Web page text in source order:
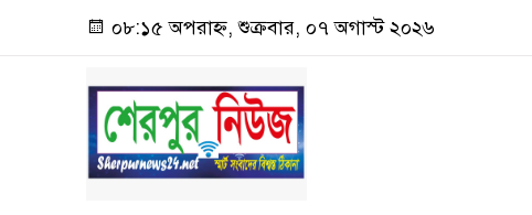
০৮:১৫ অপরাহ্ন, শুক্রবার, ০৭ অগাস্ট ২০২৬